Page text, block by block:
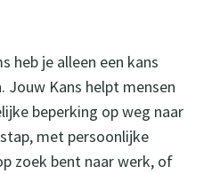
heb je alleen een kans
Kans helpt mensen
beperking op weg naar
met persoonlijke
zoek bent naar werk, of